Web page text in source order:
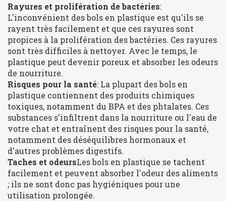
Rayures et prolifération de bactéries:
L'inconvénient des bols en plastique est qu'ils se
rayent très facilement et que ces rayures sont
propices à la prolifération des bactéries. Ces rayures
sont très difficiles à nettoyer. Avec le temps, le
plastique peut devenir poreux et absorber les odeurs
de nourriture.
Risques pour la santé: La plupart des bols en
plastique contiennent des produits chimiques
toxiques, notamment du BPA et des phtalates. Ces
substances s'infiltrent dans la nourriture ou l'eau de
votre chat et entraînent des risques pour la santé,
notamment des déséquilibres hormonaux et
d'autres problèmes digestifs.
Taches et odeursLes bols en plastique se tachent
facilement et peuvent absorber l'odeur des aliments
; ils ne sont donc pas hygiéniques pour une
utilisation prolongée.